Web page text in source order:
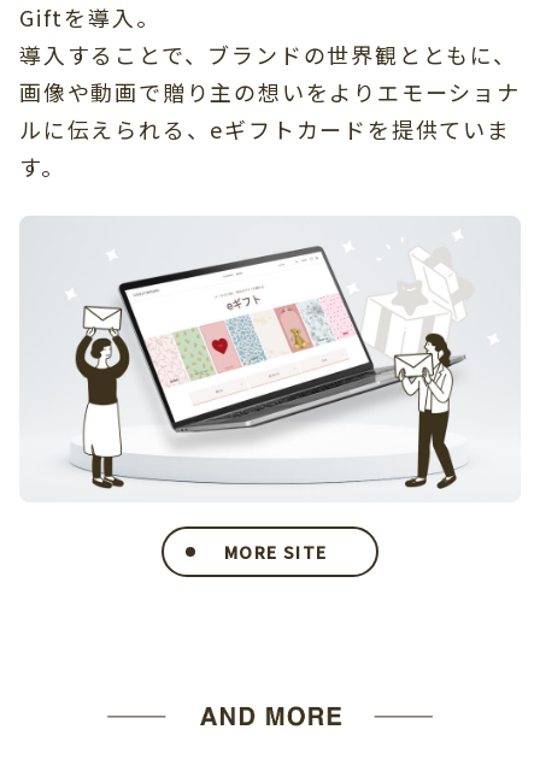
Giftを導入。
導入することで、ブランドの世界観とともに、
画像や動画で贈り主の想いをよりエモーショナ
ルに伝えられる、eギフトカードを提供ていま
す。
MORE SITE